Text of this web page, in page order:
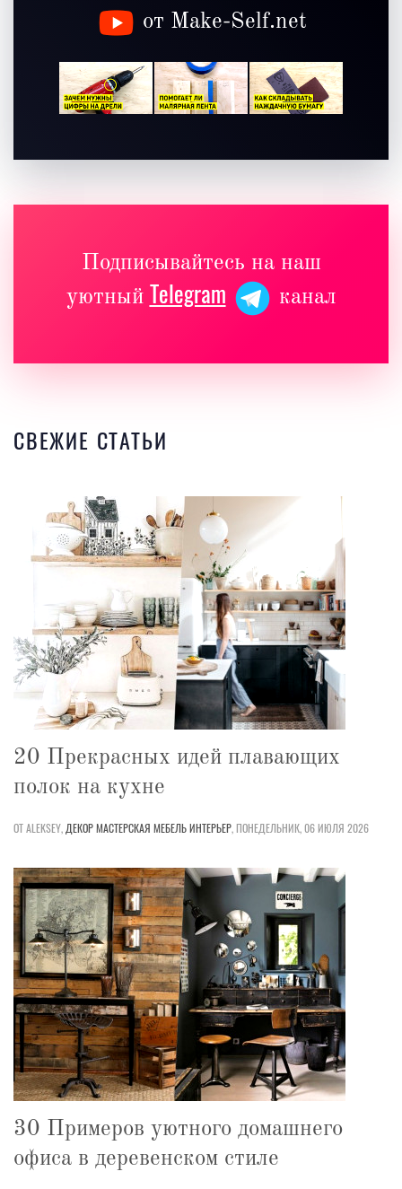
от Make-Self.net
Подписывайтесь на наш
уютный Telegram канал
СВЕЖИЕ СТАТЬИ
20 Прекрасных идей плавающих
полок на кухне
ОТ ALEKSEY, ДЕКОРМАСТЕРСКАЯ МЕБЕЛЬИНТЕРЬЕР,ПОНЕДЕЛЬНИК, 06 ИЮЛЯ 2026
30 Примеров уютного домашнего
офиса в деревенском стиле